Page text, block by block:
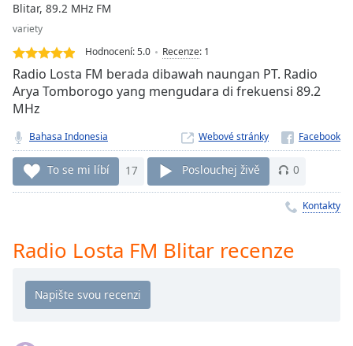
Duration
Loaded
0.00%
Stream
TypeLIVE
Seek to
currently
behind
liveLIVE
Remaining
Time-
Playback
Chapters
Blitar, 89.2 MHz FM
variety
Hodnocení:5.0 Recenze: 1
Radio Losta FM berada dibawah naungan PT. Radio
Arya Tomborogo yang mengudara di frekuensi 89.2
MHz
Bahasa Indonesia Webové stránky
To se mi líbí 17 Poslouchej živě 0
Kontakty
Radio Losta FM Blitar recenze